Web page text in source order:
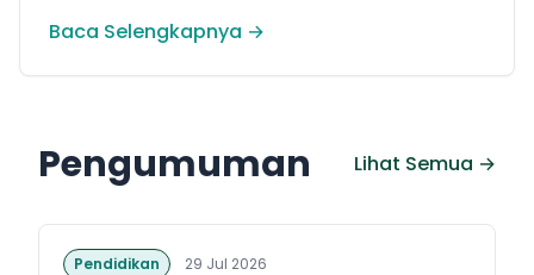
menguasai sejumlah kompetensi. Seperti
(internal Fuji Academy). Sertifikasi resmi bahasa
Jepang.
Baca Selengkapnya →
Pengumuman Lihat Semua →
Pendidikan 29 Jul 2026